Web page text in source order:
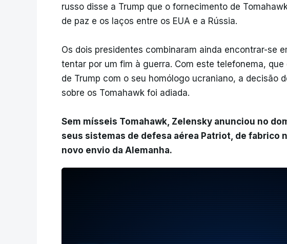
russo disse a Trump que o fornecimento de
de paz e os laços entre os EUA e a Rússia.
Os dois presidentes combinaram ainda encontrar-se
tentar por um fim à guerra. Com este telefonema,
de Trump com o seu homólogo ucraniano, a decisão
sobre os Tomahawk foi adiada.
Sem mísseis Tomahawk, Zelensky anunciou no
seus sistemas de defesa aérea Patriot, de fabrico
novo envio da Alemanha.